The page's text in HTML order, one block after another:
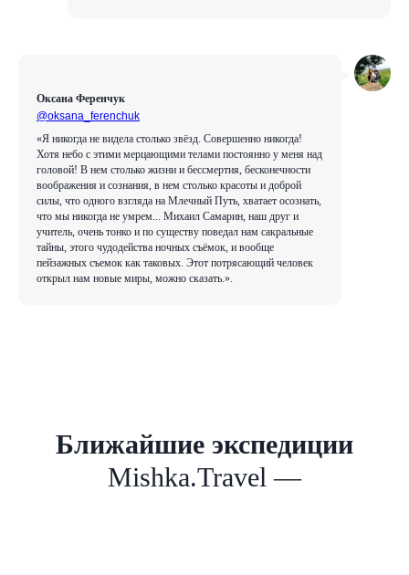
Оксана Ференчук
@oksana_ferenchuk
«Я никогда не видела столько звёзд. Совершенно никогда!
Хотя небо с этими мерцающими телами постоянно у меня над
головой! В нем столько жизни и бессмертия, бесконечности
воображения и сознания, в нем столько красоты и доброй
силы, что одного взгляда на Млечный Путь, хватает осознать,
что мы никогда не умрем... Михаил Самарин, наш друг и
учитель, очень тонко и по существу поведал нам сакральные
тайны, этого чудодейства ночных съёмок, и вообще
пейзажных съемок как таковых. Этот потрясающий человек
открыл нам новые миры, можно сказать.».
Ближайшие экспедиции
Mishka.Travel —